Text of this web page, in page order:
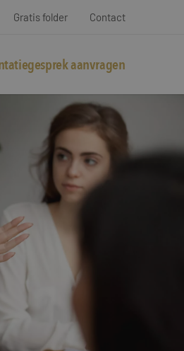
Gratis folder Contact
aanvragen